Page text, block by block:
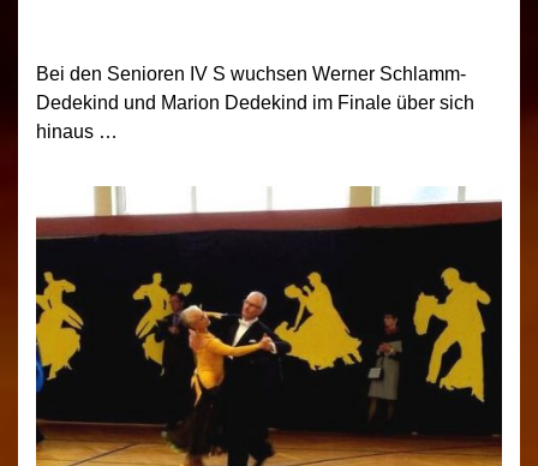
Bei den Senioren IV S wuchsen Werner Schlamm-
Dedekind und Marion Dedekind im Finale über sich
hinaus …